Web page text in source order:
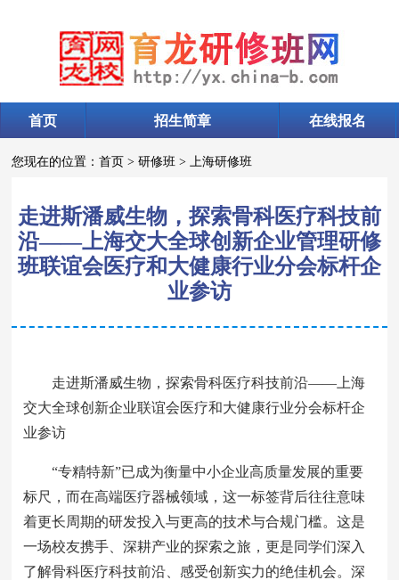
首页 招生简章 在线报名
您现在的位置：首页 >研修班 >上海研修班
走进斯潘威生物，探索骨科医疗科技前
沿——上海交大全球创新企业管理研修
班联谊会医疗和大健康行业分会标杆企
业参访
走进斯潘威生物，探索骨科医疗科技前沿——上海
交大全球创新企业联谊会医疗和大健康行业分会标杆企
业参访
“专精特新”已成为衡量中小企业高质量发展的重要
标尺，而在高端医疗器械领域，这一标签背后往往意味
着更长周期的研发投入与更高的技术与合规门槛。这是
一场校友携手、深耕产业的探索之旅，更是同学们深入
了解骨科医疗科技前沿、感受创新实力的绝佳机会。深